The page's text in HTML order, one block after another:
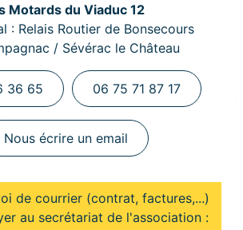
Motards du Viaduc 12
: Relais Routier de Bonsecours
/ Sévérac le Château
36 65 06 75 71 87 17
Nous écrire un email
de courrier (contrat, factures,...)
au secrétariat de l'association :